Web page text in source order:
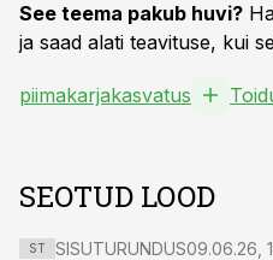
See teema pakub huvi?
ja saad alati teavituse, kui
piimakarjakasvatus
SEOTUD LOOD
ST SISUTURUNDUS09.06.26,